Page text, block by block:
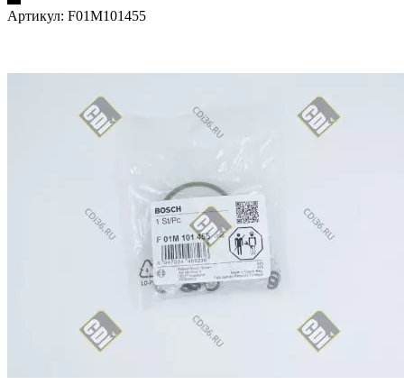
Артикул: F01M101455